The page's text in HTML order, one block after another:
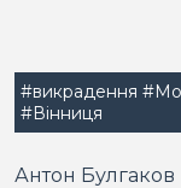
#викрадення
#Вінниця
Антон Булгаков